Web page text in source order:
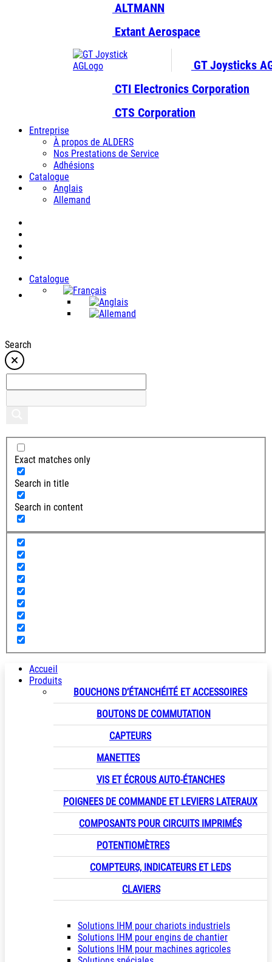
ALTMANN
Extant Aerospace
GT Joysticks
CTI Electronics Corporation
CTS Corporation
Entreprise
À propos de ALDERS
Nos Prestations de Service
Adhésions
Catalogue
Anglais
Allemand
Catalogue
Search
Exact matches only
Search in title
Search in content
Accueil
Produits
BOUCHONS D’ÉTANCHÉITÉ ET ACCESSOIRES
BOUTONS DE COMMUTATION
CAPTEURS
MANETTES
VIS ET ÉCROUS AUTO-ÉTANCHES
POIGNEES DE COMMANDE ET LEVIERS LATERAUX
COMPOSANTS POUR CIRCUITS IMPRIMÉS
POTENTIOMÈTRES
COMPTEURS, INDICATEURS ET LEDS
CLAVIERS
Solutions IHM pour chariots industriels
Solutions IHM pour engins de chantier
Solutions IHM pour machines agricoles